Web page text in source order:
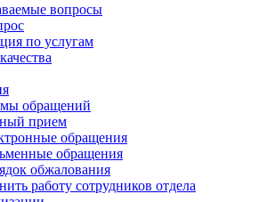
вопросы
по услугам
обращений
прием
обращения
обращения
обжалования
работу сотрудников отдела